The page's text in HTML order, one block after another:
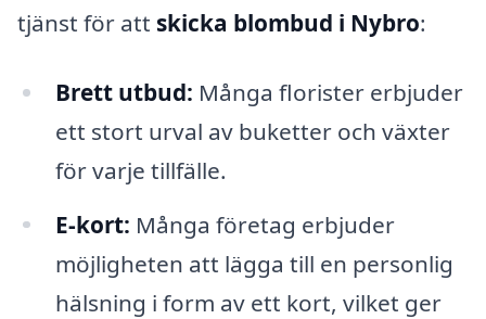
tjänst för att skicka blombud i Nybro:
Brett utbud: Många florister erbjuder
ett stort urval av buketter och växter
för varje tillfälle.
E-kort: Många företag erbjuder
möjligheten att lägga till en personlig
hälsning i form av ett kort, vilket ger